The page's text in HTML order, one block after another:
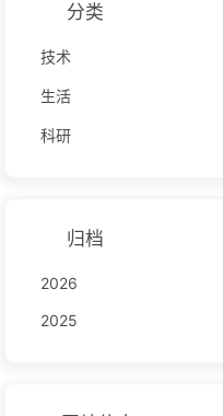
分类
技术
生活
科研
归档
2026
2025